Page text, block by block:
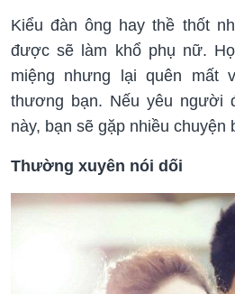
Kiểu đàn ông hay thề thốt
được sẽ làm khổ phụ nữ.
miệng nhưng lại quên mất
thương bạn. Nếu yêu người
này, bạn sẽ gặp nhiều chuyện
Thường xuyên nói dối